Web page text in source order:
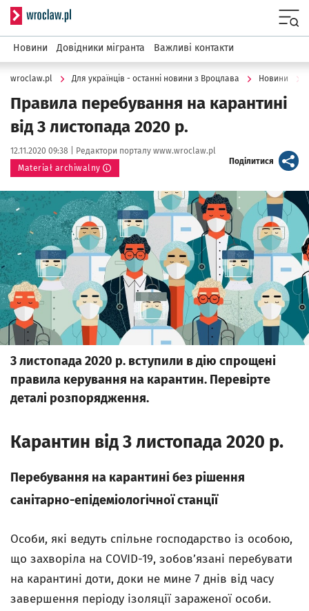
Serwis informacyjny wroclaw.pl
Новини Довідники мігранта Важливі контакти
wroclaw.pl Для українців - останні новини з Вроцлава Новини
Правила перебування на карантині
від 3 листопада 2020 р.
Data publikacji:
12.11.2020 09:38 | Autor:
Редактори порталу www.wroclaw.pl
Materiał archiwalny
Поділитися artykuł
Kliknij, aby powiększyć
3 листопада 2020 р. вступили в дію спрощені
правила керування на карантин. Перевірте
деталі розпорядження.
Карантин від 3 листопада 2020 р.
Перебування на карантині без рішення
санітарно-епідеміологічної станції
Особи, які ведуть спільне господарство із особою,
що захворіла на COVID-19, зобовʼязані перебувати
на карантині доти, доки не мине 7 днів від часу
завершення періоду ізоляції зараженої особи.